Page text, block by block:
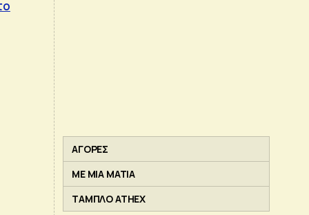
ΑΓΟΡΕΣ
ΜΕ ΜΙΑ ΜΑΤΙΑ
ΤΑΜΠΛΟ ATHEX